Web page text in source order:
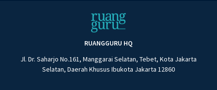
RUANGGURU HQ
Jl. Dr. Saharjo No.161, Manggarai Selatan, Tebet, Kota Jakarta
Selatan, Daerah Khusus Ibukota Jakarta 12860